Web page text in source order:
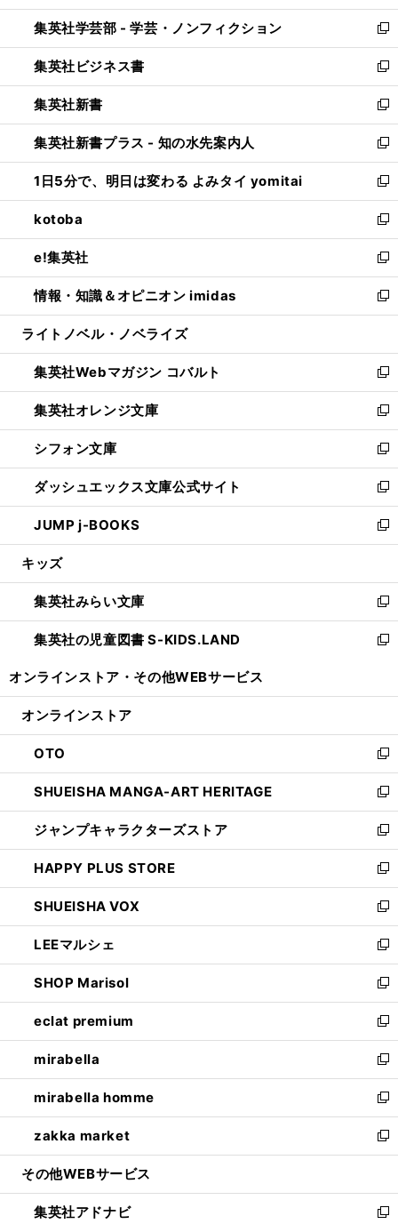
開
く
ウ
で
開
く
ン
ド
ウ
で
開
く
ウ
ィ
ン
ド
ウ
で
開
く
集英社学芸部 - 学芸・ノンフィクション
新
し
い
ウ
ィ
ン
ド
ウ
で
開
く
集英社ビジネス書
新
し
い
ウ
ィ
ン
ド
ウ
で
開
く
集英社新書
新
し
い
ウ
ィ
ン
ド
ウ
で
開
く
集英社新書プラス - 知の水先案内人
新
し
い
ウ
ィ
ン
ド
ウ
で
開
1日5分で、明日は変わる よみタイ yomitai
新
し
い
ウ
ィ
ン
ド
ウ
開
く
kotoba
新
し
い
ウ
ィ
ン
ウ
で
開
く
e!集英社
新
し
い
ウ
ン
ド
ウ
で
開
く
情報・知識＆オピニオン imidas
新
し
ウ
ィ
ン
ド
ウ
で
開
く
ライトノベル・ノベライズ
集英社Webマガジン コバルト
新
し
い
ウ
ィ
ン
ド
ウ
で
開
集英社オレンジ文庫
新
し
い
ウ
ィ
ン
ド
ウ
開
く
シフォン文庫
新
し
い
ウ
ィ
ン
ウ
で
開
く
ダッシュエックス文庫公式サイト
新
し
い
ウ
ン
ド
ウ
で
JUMP j-BOOKS
新
し
ウ
ィ
ン
ド
開
キッズ
集英社みらい文庫
新
し
い
ン
ウ
で
開
く
集英社の児童図書 S-KIDS.LAND
新
ウ
ン
ド
ウ
で
開
く
オンラインストア・ その他WEBサービス
オンラインストア
OTO
新
し
い
ウ
ィ
ン
ド
ウ
で
開
く
SHUEISHA MANGA-ART HERITAGE
新
し
い
ウ
ィ
ン
ド
ウ
で
開
く
ジャンプキャラクターズストア
新
し
い
ウ
ィ
ン
ド
ウ
で
開
く
HAPPY PLUS STORE
新
し
い
ウ
ィ
ン
ド
ウ
で
開
く
SHUEISHA VOX
新
し
い
ウ
ィ
ン
ド
ウ
で
開
く
LEEマルシェ
新
し
い
ウ
ィ
ン
ド
ウ
で
開
く
SHOP Marisol
新
し
い
ウ
ィ
ン
ド
ウ
で
開
eclat premium
新
し
い
ウ
ィ
ン
ド
ウ
開
く
mirabella
新
し
い
ウ
ィ
ン
ウ
で
mirabella homme
新
し
い
ウ
ン
ド
zakka market
新
し
ウ
ィ
その他WEBサービス
集英社アドナビ 新